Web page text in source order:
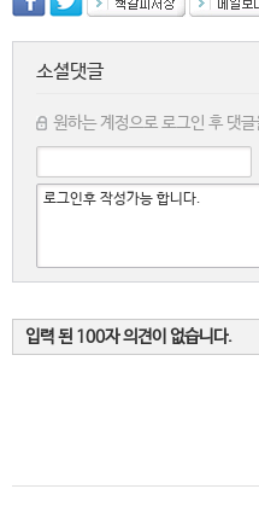
소셜댓글
원하는 계정으로 로그인 후 댓
입력 된 100자 의견이 없습니다.